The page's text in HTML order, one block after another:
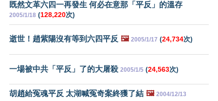
既然文革六四一再發生 何必在意那「平反」的溫存
2005/1/18 (128,220次)
逝世！趙紫陽沒有等到六四平反 🖼️ 2005/1/17 (24,734次)
一場被中共「平反」了的大屠殺 2005/1/5 (24,563次)
胡趙給冤魂平反 太湖喊冤奇案終獲了結 🖼️ 2004/12/13